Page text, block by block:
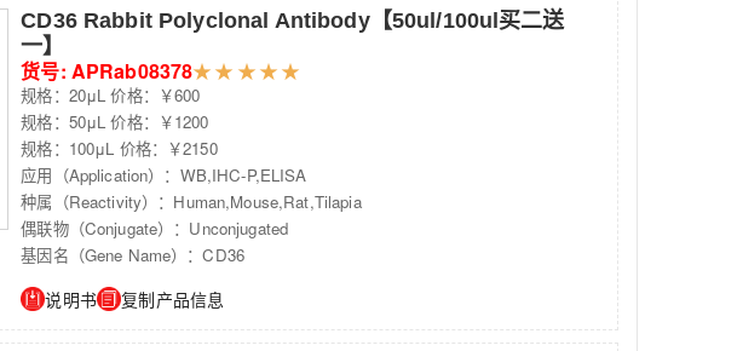
CD36 Rabbit Polyclonal Antibody【50ul/100ul买二送
一】
货号: APRab08378★★ ★★★
规格：20μL 价格：￥600
规格：50μL 价格：￥1200
规格：100μL 价格：￥2150
应用（Application）：WB,IHC-P,ELISA
种属（Reactivity）：Human,Mouse,Rat,Tilapia
偶联物（Conjugate）：Unconjugated
基因名（Gene Name）：CD36
说明书 复制产品信息